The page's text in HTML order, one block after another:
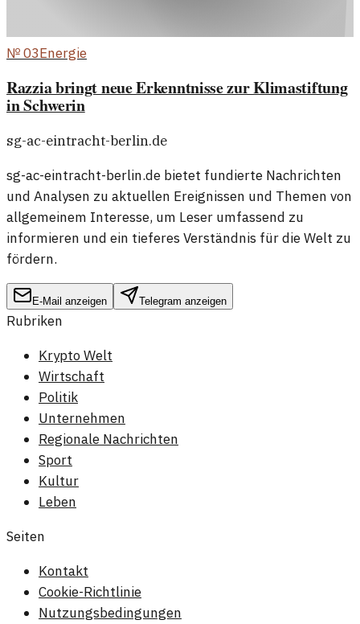
№03Energie
Razzia bringt neue Erkenntnisse zur Klimastiftung
in Schwerin
sg-ac-eintracht-berlin.de
sg-ac-eintracht-berlin.de bietet fundierte Nachrichten
und Analysen zu aktuellen Ereignissen und Themen von
allgemeinem Interesse, um Leser umfassend zu
informieren und ein tieferes Verständnis für die Welt zu
fördern.
E-Mail anzeigen Telegram anzeigen
Rubriken
Krypto Welt
Wirtschaft
Politik
Unternehmen
Regionale Nachrichten
Sport
Kultur
Leben
Seiten
Kontakt
Cookie-Richtlinie
Nutzungsbedingungen